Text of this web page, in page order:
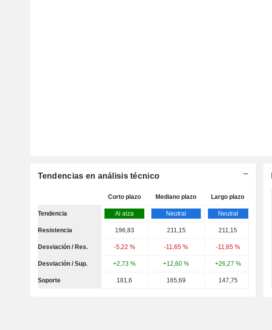
Tendencias en análisis técnico
Corto plazo Mediano plazo Largo plazo
Tendencia Al alza Neutral Neutral
Resistencia 196,83 211,15 211,15
Desviación / Res. -5,22 % -11,65 % -11,65 %
Desviación / Sup. +2,73 % +12,60 % +26,27 %
Soporte 181,6 165,69 147,75